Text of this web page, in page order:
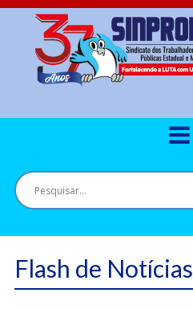
Flash de Notícias